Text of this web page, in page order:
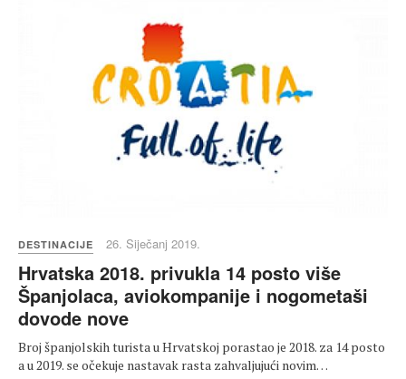
DESTINACIJE 26. Siječanj 2019.
Hrvatska 2018. privukla 14 posto više
Španjolaca, aviokompanije i nogometaši
dovode nove
Broj španjolskih turista u Hrvatskoj porastao je 2018. za 14 posto
a u 2019. se očekuje nastavak rasta zahvaljujući novim…